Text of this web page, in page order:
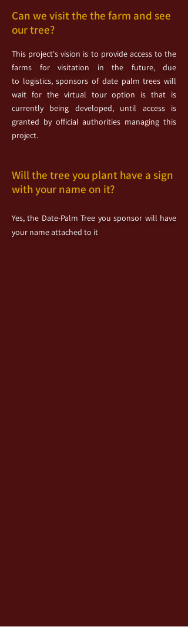
Can we visit the the farm and see
our tree?
This project's vision is to provide access to the
farms for visitation in the future, due
to logistics, sponsors of date palm trees will
wait for the virtual tour option is that is
currently being developed, until access is
granted by official authorities managing this
project.
Will the tree you plant have a sign
with your name on it?
Yes, the Date-Palm Tree you sponsor will have
your name attached to it